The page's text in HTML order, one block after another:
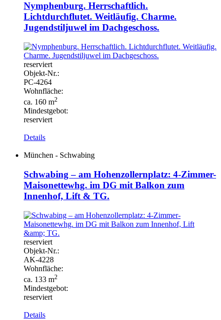
Nymphenburg. Herrschaftlich.
Lichtdurchflutet. Weitläufig. Charme.
Jugendstiljuwel im Dachgeschoss.
reserviert
Objekt-Nr.:
PC-4264
Wohnfläche:
ca. 160 m2
Mindestgebot:
reserviert
Details
München - Schwabing
Schwabing – am Hohenzollernplatz: 4-Zimmer-
Maisonettewhg. im DG mit Balkon zum
Innenhof, Lift & TG.
reserviert
Objekt-Nr.:
AK-4228
Wohnfläche:
ca. 133 m2
Mindestgebot:
reserviert
Details